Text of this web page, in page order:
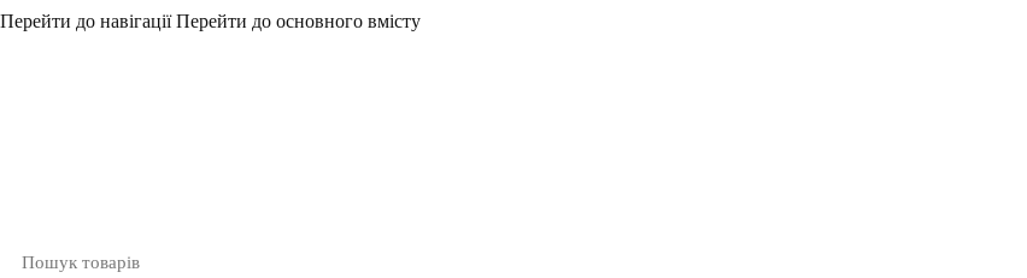
Перейти до навігаціїПерейти до основного вмісту